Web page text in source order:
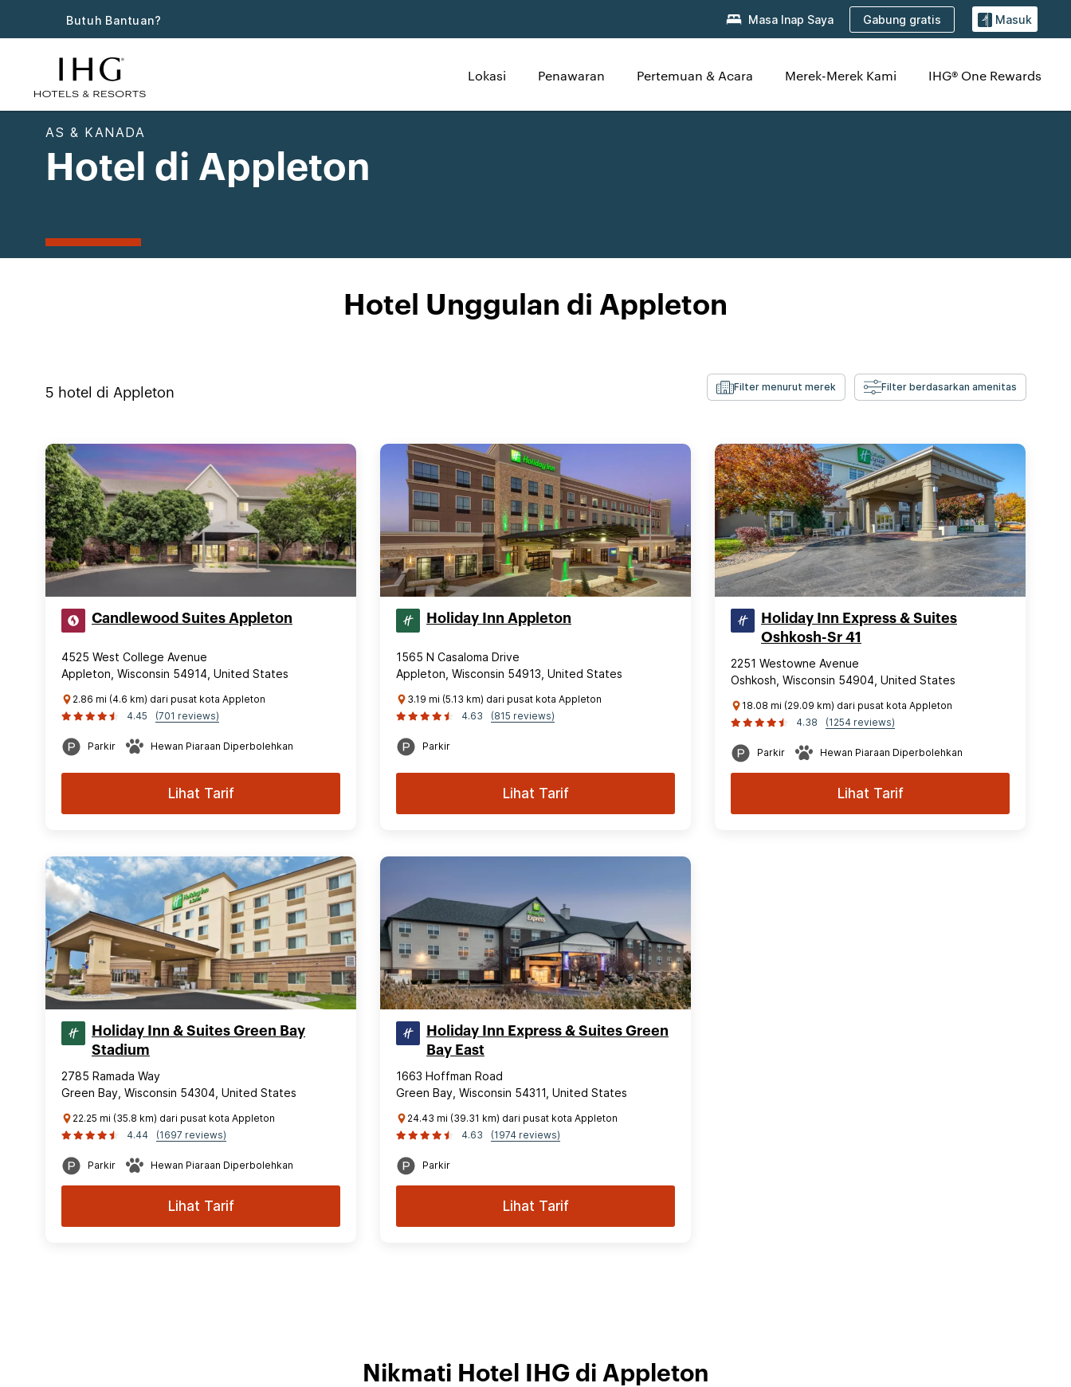
Butuh Bantuan? Masa Inap Saya Gabung gratis Masuk
Lokasi Penawaran Pertemuan & Acara Merek-Merek Kami IHG® One Rewards
AS & KANADA
Hotel di Appleton
Hotel Unggulan di Appleton
5 hotel di Appleton Filter menurut merek Filter berdasarkan amenitas
Candlewood Suites Appleton
4525 West College Avenue
Appleton, Wisconsin 54914, United States
2.86 mi (4.6 km) dari pusat kota Appleton
4.45
(701 reviews)
Parkir Hewan Piaraan Diperbolehkan
Lihat Tarif
Holiday Inn Appleton
1565 N Casaloma Drive
Appleton, Wisconsin 54913, United States
3.19 mi (5.13 km) dari pusat kota Appleton
4.63
(815 reviews)
Parkir
Lihat Tarif
Holiday Inn Express & Suites
Oshkosh-Sr 41
2251 Westowne Avenue
Oshkosh, Wisconsin 54904, United States
18.08 mi (29.09 km) dari pusat kota Appleton
4.38
(1254 reviews)
Parkir Hewan Piaraan Diperbolehkan
Lihat Tarif
Holiday Inn & Suites Green Bay
Stadium
2785 Ramada Way
Green Bay, Wisconsin 54304, United States
22.25 mi (35.8 km) dari pusat kota Appleton
4.44
(1697 reviews)
Parkir Hewan Piaraan Diperbolehkan
Lihat Tarif
Holiday Inn Express & Suites Green
Bay East
1663 Hoffman Road
Green Bay, Wisconsin 54311, United States
24.43 mi (39.31 km) dari pusat kota Appleton
4.63
(1974 reviews)
Parkir
Lihat Tarif
Nikmati Hotel IHG di Appleton